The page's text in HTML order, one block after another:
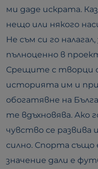
ми даде искрата.
нещо или някого
Не съм си го
пълноценно в
Срещите с творци
историята им и
обогатявне на
те вдъхновява. Ако
чувство се развива
силно. Спорта също
значение дали е